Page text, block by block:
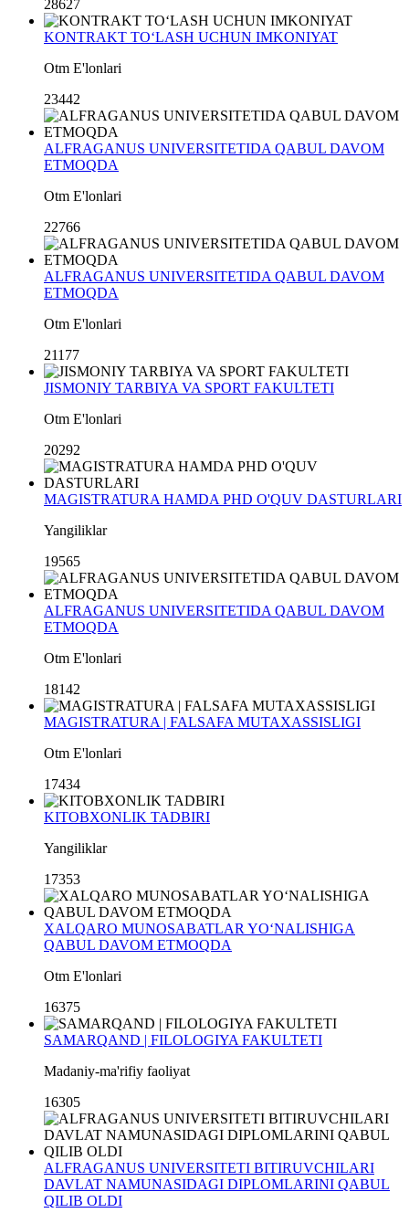
28627
KONTRAKT TO‘LASH UCHUN IMKONIYAT
Otm E'lonlari
23442
ALFRAGANUS UNIVERSITETIDA QABUL DAVOM
ETMOQDA
Otm E'lonlari
22766
ALFRAGANUS UNIVERSITETIDA QABUL DAVOM
ETMOQDA
Otm E'lonlari
21177
JISMONIY TARBIYA VA SPORT FAKULTETI
Otm E'lonlari
20292
MAGISTRATURA HAMDA PHD O'QUV DASTURLARI
Yangiliklar
19565
ALFRAGANUS UNIVERSITETIDA QABUL DAVOM
ETMOQDA
Otm E'lonlari
18142
MAGISTRATURA | FALSAFA MUTAXASSISLIGI
Otm E'lonlari
17434
KITOBXONLIK TADBIRI
Yangiliklar
17353
XALQARO MUNOSABATLAR YO‘NALISHIGA
QABUL DAVOM ETMOQDA
Otm E'lonlari
16375
SAMARQAND | FILOLOGIYA FAKULTETI
Madaniy-ma'rifiy faoliyat
16305
ALFRAGANUS UNIVERSITETI BITIRUVCHILARI
DAVLAT NAMUNASIDAGI DIPLOMLARINI QABUL
QILIB OLDI